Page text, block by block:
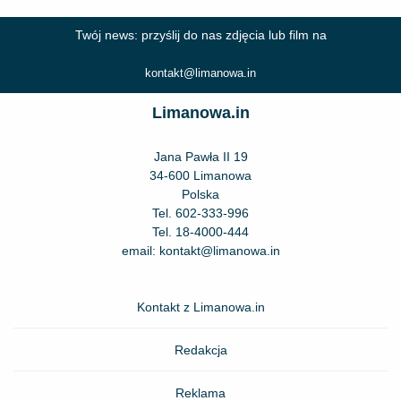
Twój news: przyślij do nas zdjęcia lub film na
kontakt@limanowa.in
Limanowa.in
Jana Pawła II 19
34-600 Limanowa
Polska
Tel. 602-333-996
Tel. 18-4000-444
email: kontakt@limanowa.in
Kontakt z Limanowa.in
Redakcja
Reklama